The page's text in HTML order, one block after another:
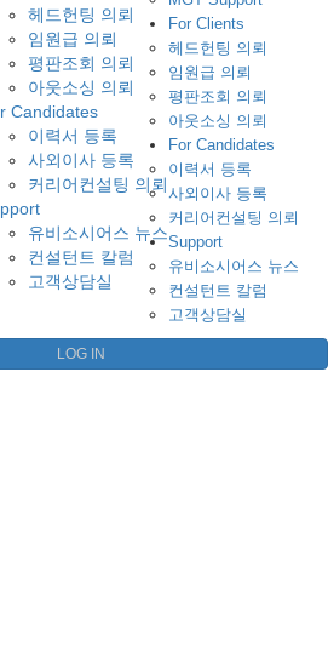
헤드헌팅 의뢰
임원급 의뢰
평판조회 의뢰
아웃소싱 의뢰
Candidates
이력서 등록
사외이사 등록
커리어컨설팅 의뢰
유비소시어스 뉴스
컨설턴트 칼럼
고객상담실
For Clients
헤드헌팅 의뢰
임원급 의뢰
평판조회 의뢰
아웃소싱 의뢰
For Candidates
이력서 등록
사외이사 등록
커리어컨설팅 의뢰
Support
유비소시어스 뉴스
컨설턴트 칼럼
고객상담실
LOG IN